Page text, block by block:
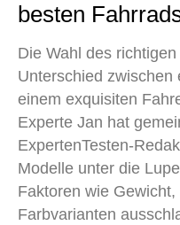
besten
Die Wahl des
Unterschied zwischen
einem exquisiten
Experte Jan hat
ExpertenTesten-
Modelle unter die
Faktoren wie
Farbvarianten